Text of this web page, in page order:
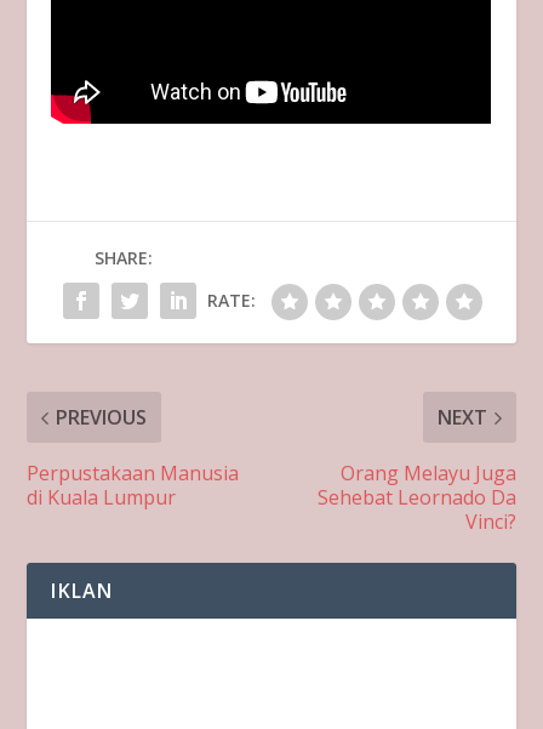
SHARE:
RATE:
PREVIOUS
Perpustakaan Manusia
di Kuala Lumpur
NEXT
Orang Melayu Juga
Sehebat Leornado Da
Vinci?
IKLAN